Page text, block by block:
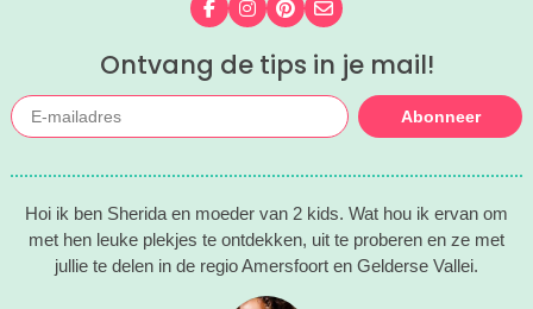
Volg ons op Facebook
Volg ons op Instagram
Volg ons op Pinterest
Mail ons
Ontvang de tips in je mail!
Abonneer
Hoi ik ben Sherida en moeder van 2 kids. Wat hou ik ervan om
met hen leuke plekjes te ontdekken, uit te proberen en ze met
jullie te delen in de regio Amersfoort en Gelderse Vallei.